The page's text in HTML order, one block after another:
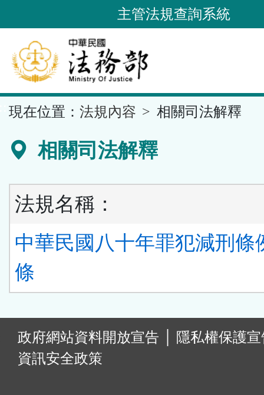
到
要
內
容
區
主管法規查詢系統
現在位置： 法規內容 相關司法解釋
相關司法解釋
法規名稱：
中華民國八十年罪犯減刑條
條
政府網站資料開放宣告
隱私權保護
資訊安全政策